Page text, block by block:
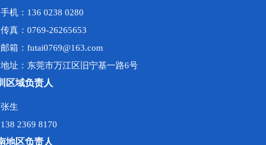
手机：136 0238 0280
传真：0769-26265653
邮箱：futai0769@163.com
地址：东莞市万江区旧宁基一路6号
区域负责人
张生
138 2369 8170
地区负责人